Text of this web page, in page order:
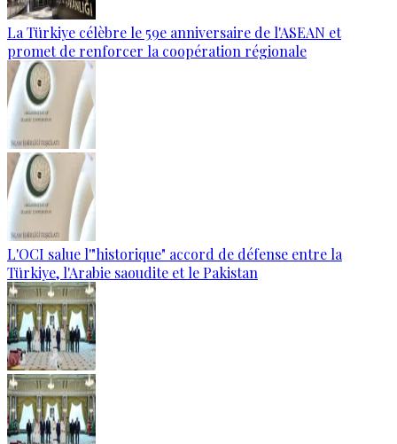
La Türkiye célèbre le 59e anniversaire de l'ASEAN et
promet de renforcer la coopération régionale
L'OCI salue l'"historique" accord de défense entre la
Türkiye, l'Arabie saoudite et le Pakistan